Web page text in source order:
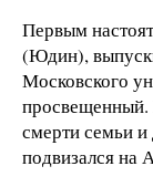
Первым
(Юдин),
Московского
просвещенный.
смерти семьи и
подвизался на